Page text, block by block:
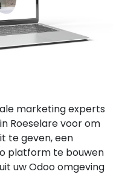
marketing experts
Roeselare voor om
te geven, een
platform te bouwen
uw Odoo omgeving